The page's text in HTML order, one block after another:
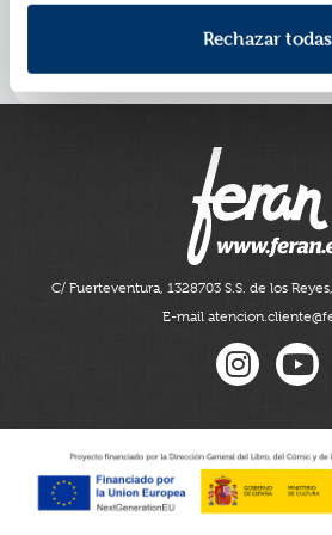
Rechazar todas
La normalidad, ¿qué es ser normal?
Los talentos que cada uno tenemos
Recomendado a partir de 6 años.
C/ Fuerteventura, 1328703 S.S. de los
E-mail